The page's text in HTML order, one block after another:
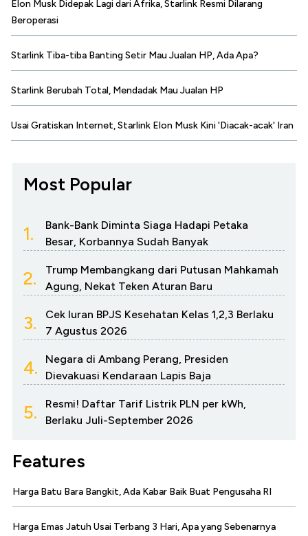
Elon Musk Didepak Lagi dari Afrika, Starlink Resmi Dilarang
Beroperasi
Starlink Tiba-tiba Banting Setir Mau Jualan HP, Ada Apa?
Starlink Berubah Total, Mendadak Mau Jualan HP
Usai Gratiskan Internet, Starlink Elon Musk Kini 'Diacak-acak' Iran
Most Popular
1.
Bank-Bank Diminta Siaga Hadapi Petaka
Besar, Korbannya Sudah Banyak
2.
Trump Membangkang dari Putusan Mahkamah
Agung, Nekat Teken Aturan Baru
3.
Cek Iuran BPJS Kesehatan Kelas 1,2,3 Berlaku
7 Agustus 2026
4.
Negara di Ambang Perang, Presiden
Dievakuasi Kendaraan Lapis Baja
5.
Resmi! Daftar Tarif Listrik PLN per kWh,
Berlaku Juli-September 2026
Features
Harga Batu Bara Bangkit, Ada Kabar Baik Buat Pengusaha RI
Harga Emas Jatuh Usai Terbang 3 Hari, Apa yang Sebenarnya